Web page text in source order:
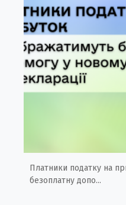
Платники податку на
безоплатну допо...